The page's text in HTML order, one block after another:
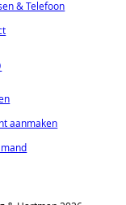
& Telefoon
aanmaken